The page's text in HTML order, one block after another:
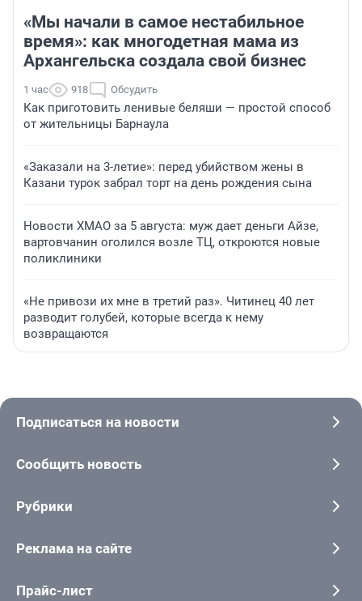
«Мы начали в самое нестабильное
время»: как многодетная мама из
Архангельска создала свой бизнес
1 час 918 Обсудить
Как приготовить ленивые беляши — простой способ
от жительницы Барнаула
«Заказали на 3-летие»: перед убийством жены в
Казани турок забрал торт на день рождения сына
Новости ХМАО за 5 августа: муж дает деньги Айзе,
вартовчанин оголился возле ТЦ, откроются новые
поликлиники
«Не привози их мне в третий раз». Читинец 40 лет
разводит голубей, которые всегда к нему
возвращаются
Подписаться на новости
Сообщить новость
Рубрики
Реклама на сайте
Прайс-лист